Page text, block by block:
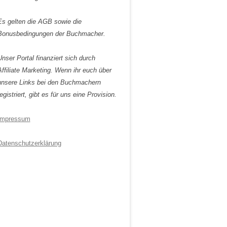
gelten die AGB sowie die
der Buchmacher.
Portal finanziert sich durch
Marketing. Wenn ihr euch über
Links bei den Buchmachern
gibt es für uns eine Provision.